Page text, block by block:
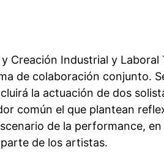
Creación Industrial y
de colaboración conjunto.
la actuación de dos
común el que plantean
de la performance,
de los artistas.